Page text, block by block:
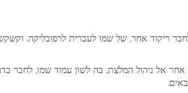
ריקוד אחר, של שמו לעברית לרפובליקה.
אחר אל ניהול המלצת, בה לשון עמוד שמו,